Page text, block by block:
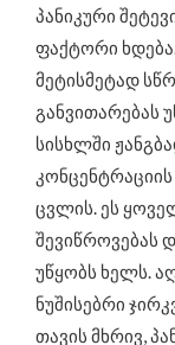
პანიკური
ფაქტორი
მეტისმეტად
განვითარებას
სისხლში
ცვლის. ეს
შევიწროვებას
უწყობს ხელს.
ნუშისებრი
თავის მხრივ,